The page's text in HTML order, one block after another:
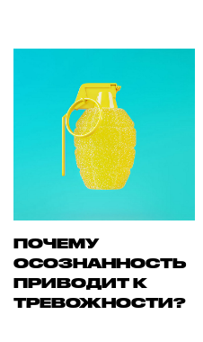
ПОЧЕМУ
ОСОЗНАННОСТЬ
ПРИВОДИТ К
ТРЕВОЖНОСТИ?